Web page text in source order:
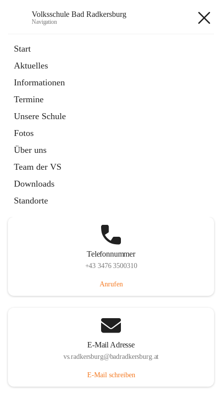
Volksschule Bad Radkersburg
Navigation
Start
Aktuelles
Informationen
Termine
Unsere Schule
Fotos
Über uns
Team der VS
Downloads
Standorte
Externe Webseite
in
Tab
Telefonnummer
+43 3476 3500310
Anrufen
E-Mail Adresse
vs.radkersburg@badradkersburg.at
E-Mail schreiben